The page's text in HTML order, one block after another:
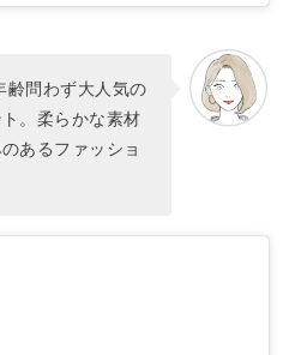
齢問わず大人気の
。柔らかな素材
あるファッショ